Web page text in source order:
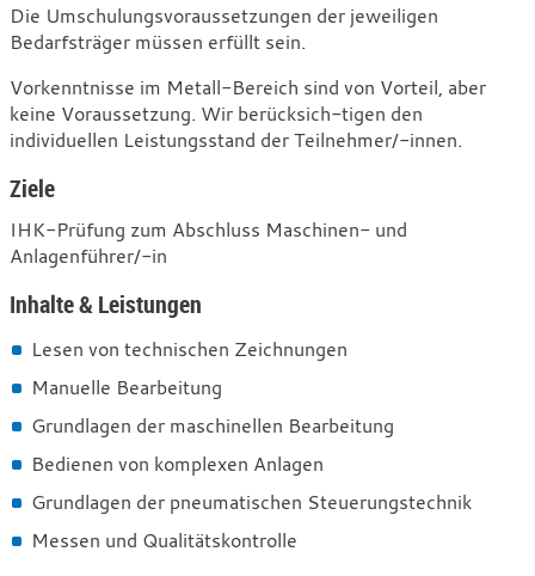
Die Umschulungsvoraussetzungen der jeweiligen
Bedarfsträger müssen erfüllt sein.
Vorkenntnisse im Metall-Bereich sind von Vorteil, aber
keine Voraussetzung. Wir berücksich-tigen den
individuellen Leistungsstand der Teilnehmer/-innen.
Ziele
IHK-Prüfung zum Abschluss Maschinen- und
Anlagenführer/-in
Inhalte & Leistungen
Lesen von technischen Zeichnungen
Manuelle Bearbeitung
Grundlagen der maschinellen Bearbeitung
Bedienen von komplexen Anlagen
Grundlagen der pneumatischen Steuerungstechnik
Messen und Qualitätskontrolle